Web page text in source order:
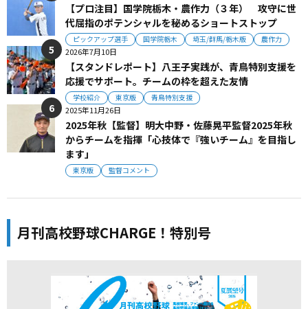
【プロ注目】国学院栃木・農作力（３年） 攻守に世
代屈指のポテンシャルを秘めるショートストップ
ピックアップ選手 国学院栃木 埼玉/群馬/栃木版 農作力
2026年7月10日
【スタンドレポート】八王子実践が、青鳥特別支援を
応援でサポート。チームの枠を超えた友情
学校紹介 東京版 青鳥特別支援
2025年11月26日
2025年秋【監督】明大中野・佐藤晃平監督2025年秋
からチームを指揮「心技体で『強いチーム』を目指し
ます」
東京版 監督コメント
月刊高校野球CHARGE！特別号